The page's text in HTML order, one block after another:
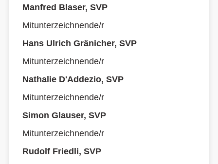
Manfred Blaser, SVP
Mitunterzeichnende/r
Hans Ulrich Gränicher, SVP
Mitunterzeichnende/r
Nathalie D'Addezio, SVP
Mitunterzeichnende/r
Simon Glauser, SVP
Mitunterzeichnende/r
Rudolf Friedli, SVP